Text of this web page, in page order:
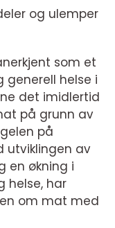
og ulemper
som et
helse i
det imidlertid
på grunn av
på
utviklingen av
en økning i
helse, har
om mat med